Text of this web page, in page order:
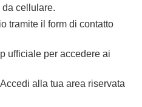
da cellulare.
tramite il form di contatto
ufficiale per accedere ai
Accedi alla tua area riservata